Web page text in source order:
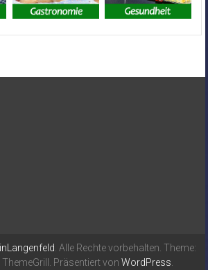
. Alle Rechte vorbehalten. Theme:
Präsentiert von WordPress